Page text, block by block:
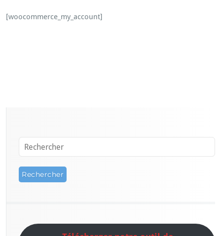
[woocommerce_my_account]